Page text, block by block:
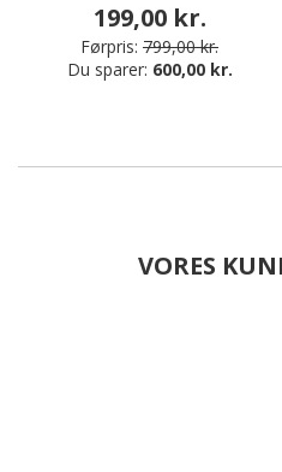
199,00 kr.
Førpris: 799,00 kr.
Du sparer: 600,00 kr.
VORES